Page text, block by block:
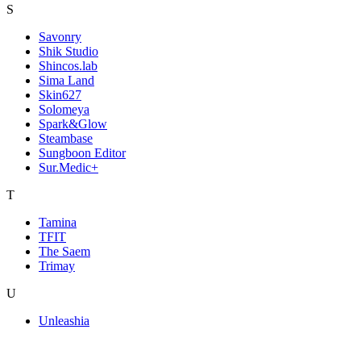
S
Savonry
Shik Studio
Shincos.lab
Sima Land
Skin627
Solomeya
Spark&Glow
Steambase
Sungboon Editor
Sur.Medic+
T
Tamina
TFIT
The Saem
Trimay
U
Unleashia